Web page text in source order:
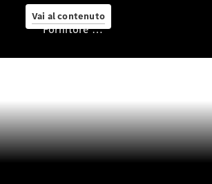
Vai al contenuto
appuntamento
Extras
Soluzioni di
ricarica
Ricarica in
Fornitore / protezione dati